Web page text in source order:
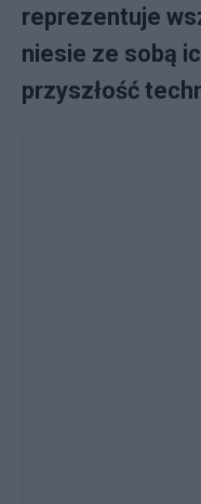
reprezentuje
niesie ze sobą
przyszłość